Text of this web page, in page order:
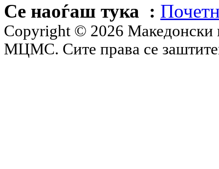
Се наоѓаш тука :
Copyright © 2026 Македонски
МЦМС. Сите права се